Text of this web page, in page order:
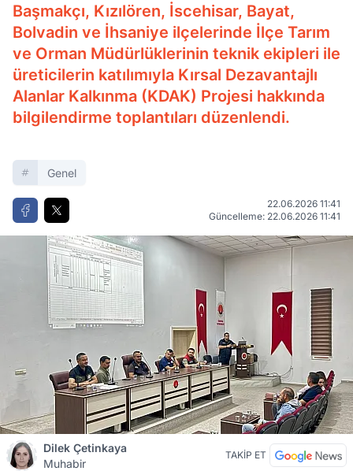
Başmakçı, Kızılören, İscehisar, Bayat,
Bolvadin ve İhsaniye ilçelerinde İlçe Tarım
ve Orman Müdürlüklerinin teknik ekipleri ile
üreticilerin katılımıyla Kırsal Dezavantajlı
Alanlar Kalkınma (KDAK) Projesi hakkında
bilgilendirme toplantıları düzenlendi.
Genel
22.06.2026 11:41
Güncelleme: 22.06.2026 11:41
Dilek Çetinkaya
Muhabir
TAKİP ET